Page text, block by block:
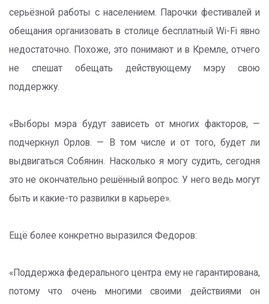
серьёзной работы с населением. Парочки фестивалей и
обещания организовать в столице бесплатный Wi-Fi явно
недостаточно. Похоже, это понимают и в Кремле, отчего
не спешат обещать действующему мэру свою
поддержку.
«Выборы мэра будут зависеть от многих факторов, —
подчеркнул Орлов. — В том числе и от того, будет ли
выдвигаться Собянин. Насколько я могу судить, сегодня
это не окончательно решённый вопрос. У него ведь могут
быть и какие-то развилки в карьере».
Ещё более конкретно выразился Федоров:
«Поддержка федерального центра ему не гарантирована,
потому что очень многими своими действиями он